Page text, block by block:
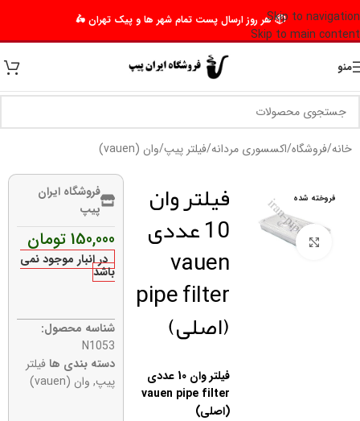
Skip to navigation
Skip to main content
📦 هر روز ارسال پست تمام شهر ها و پیک تهران 🛵
منو
خانه/فروشگاه/اکسسوری مردانه/فیلتر پیپ/وان (vauen)
فروخته شده
برای بزرگنمایی کلیک کنید
فیلتر وان
10 عددی
vauen
pipe filter
(اصلی)
فیلتر وان 10 عددی
vauen pipe filter
(اصلی)
فروشگاه ایران
پیپ
150,000 تومان
در انبار موجود نمی
باشد
شناسه محصول:
N1053
دسته بندی ها فیلتر
پیپ, وان (vauen)